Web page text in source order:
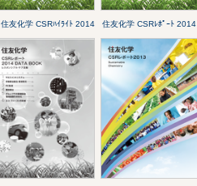
住友化学 CSRﾊｲﾗｲﾄ 2014 住友化学 CSRﾚﾎﾟｰﾄ 2014